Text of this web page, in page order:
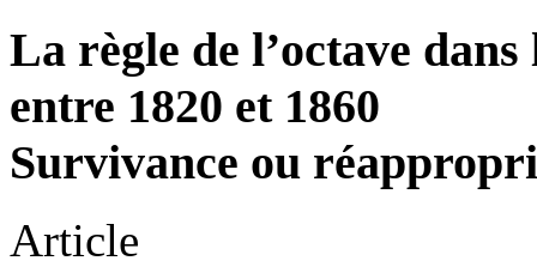
La règle de l’octave
entre 1820 et 1860
Survivance ou
Article